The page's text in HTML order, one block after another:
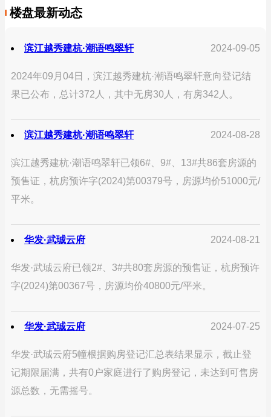
楼盘最新动态
滨江越秀建杭·潮语鸣翠轩 2024-09-05
2024年09月04日，滨江越秀建杭·潮语鸣翠轩意向登记结
果已公布，总计372人，其中无房30人，有房342人。
滨江越秀建杭·潮语鸣翠轩 2024-08-28
滨江越秀建杭·潮语鸣翠轩已领6#、9#、13#共86套房源的
预售证，杭房预许字(2024)第00379号，房源均价51000元/
平米。
华发·武珹云府 2024-08-21
华发·武珹云府已领2#、3#共80套房源的预售证，杭房预许
字(2024)第00367号，房源均价40800元/平米。
华发·武珹云府 2024-07-25
华发·武珹云府5幢根据购房登记汇总表结果显示，截止登
记期限届满，共有0户家庭进行了购房登记，未达到可售房
源总数，无需摇号。